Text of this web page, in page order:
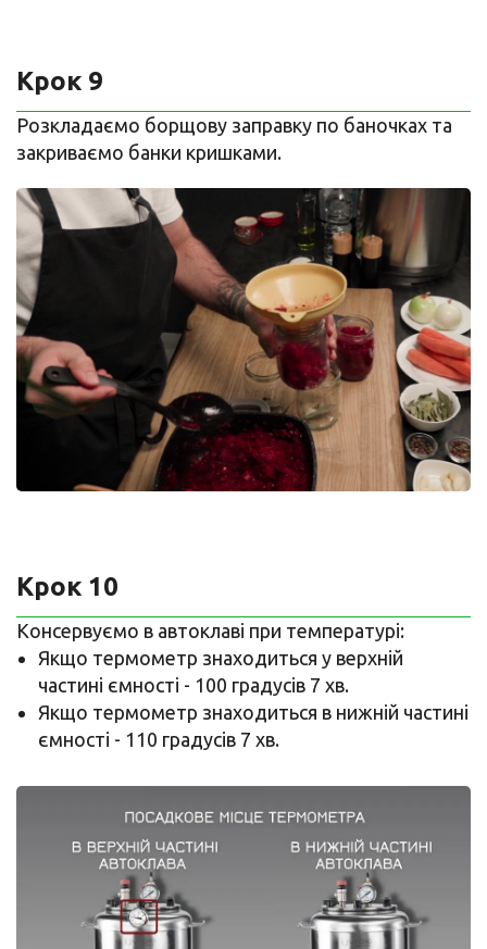
Крок 9
Розкладаємо борщову заправку по баночках та
закриваємо банки кришками.
Крок 10
Консервуємо в автоклаві при температурі:
Якщо термометр знаходиться у верхній
частині ємності - 100 градусів 7 хв.
Якщо термометр знаходиться в нижній частині
ємності - 110 градусів 7 хв.